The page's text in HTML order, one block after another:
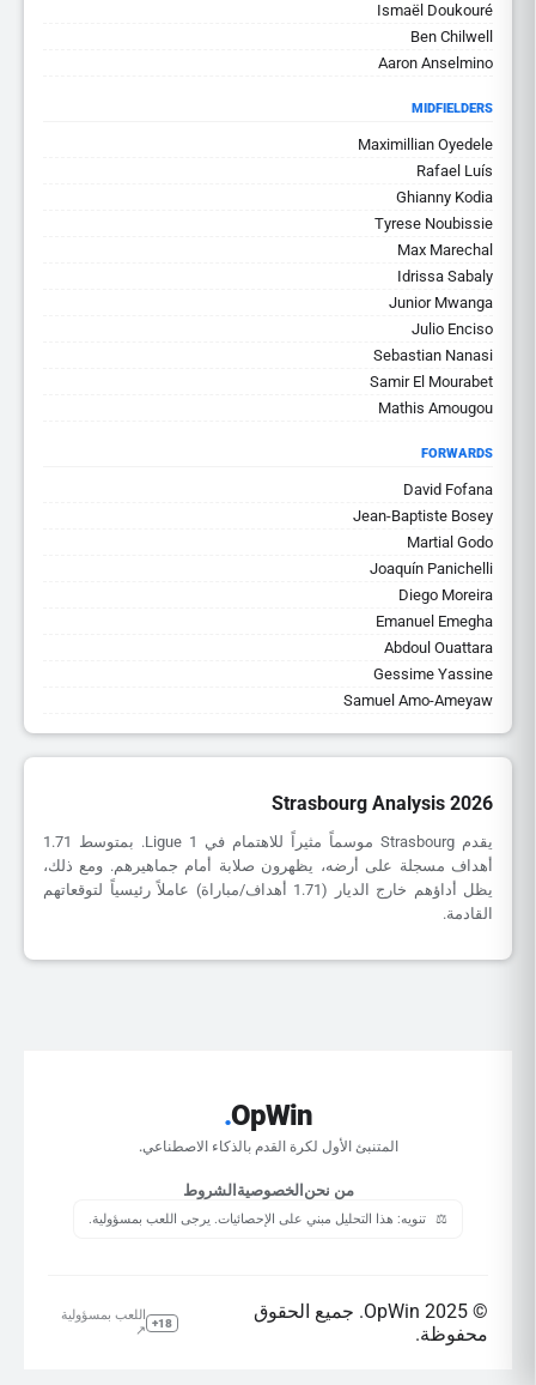
Ismaël Doukouré
Ben Chilwell
Aaron Anselmino
MIDFIELDERS
Maximillian Oyedele
Rafael Luís
Ghianny Kodia
Tyrese Noubissie
Max Marechal
Idrissa Sabaly
Junior Mwanga
Julio Enciso
Sebastian Nanasi
Samir El Mourabet
Mathis Amougou
FORWARDS
David Fofana
Jean-Baptiste Bosey
Martial Godo
Joaquín Panichelli
Diego Moreira
Emanuel Emegha
Abdoul Ouattara
Gessime Yassine
Samuel Amo-Ameyaw
Strasbourg Analysis 2026
يقدم Strasbourg موسماً مثيراً للاهتمام في Ligue 1. بمتوسط 1.71
أهداف مسجلة على أرضه، يظهرون صلابة أمام جماهيرهم. ومع ذلك،
يظل أداؤهم خارج الديار (1.71 أهداف/مباراة) عاملاً رئيسياً لتوقعاتهم
القادمة.
OpWin
.
المتنبئ الأول لكرة القدم بالذكاء الاصطناعي.
من نحن الخصوصية الشروط
⚖️ تنويه: هذا التحليل مبني على الإحصائيات. يرجى اللعب بمسؤولية.
© 2025 OpWin. جميع الحقوق
محفوظة.
18+
اللعب بمسؤولية
↗